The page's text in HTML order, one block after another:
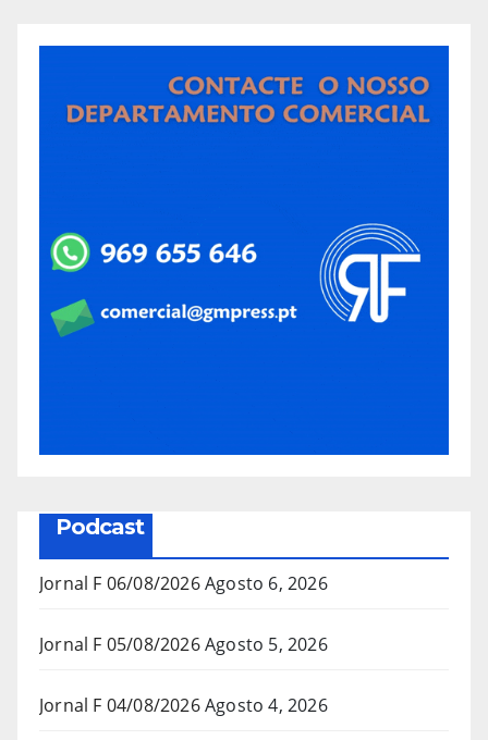
Podcast
Jornal F 06/08/2026Agosto 6, 2026
Jornal F 05/08/2026Agosto 5, 2026
Jornal F 04/08/2026Agosto 4, 2026